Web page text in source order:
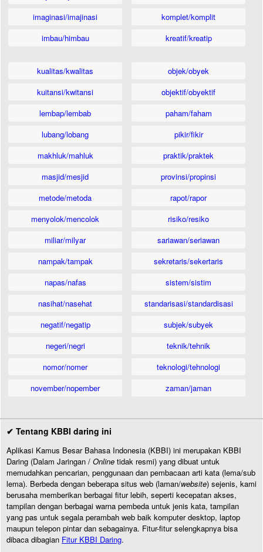
imaginasi/imajinasi
imbau/himbau
komplet/komplit
kreatif/kreatip
kualitas/kwalitas
kuitansi/kwitansi
lembap/lembab
lubang/lobang
makhluk/mahluk
masjid/mesjid
metode/metoda
menyolok/mencolok
miliar/milyar
nampak/tampak
napas/nafas
nasihat/nasehat
negatif/negatip
negeri/negri
nomor/nomer
november/nopember
objek/obyek
objektif/obyektif
paham/faham
pikir/fikir
praktik/praktek
provinsi/propinsi
rapot/rapor
risiko/resiko
sariawan/seriawan
sekretaris/sekertaris
sistem/sistim
standarisasi/standardisasi
subjek/subyek
teknik/tehnik
teknologi/tehnologi
zaman/jaman
✔ Tentang KBBI daring ini
Aplikasi Kamus Besar Bahasa Indonesia (KBBI) ini merupakan KBBI
Daring (Dalam Jaringan / Online tidak resmi) yang dibuat untuk
memudahkan pencarian, penggunaan dan pembacaan arti kata (lema/sub
lema). Berbeda dengan beberapa situs web (laman/website) sejenis, kami
berusaha memberikan berbagai fitur lebih, seperti kecepatan akses,
tampilan dengan berbagai warna pembeda untuk jenis kata, tampilan
yang pas untuk segala perambah web baik komputer desktop, laptop
maupun telepon pintar dan sebagainya. Fitur-fitur selengkapnya bisa
dibaca dibagian Fitur KBBI Daring.